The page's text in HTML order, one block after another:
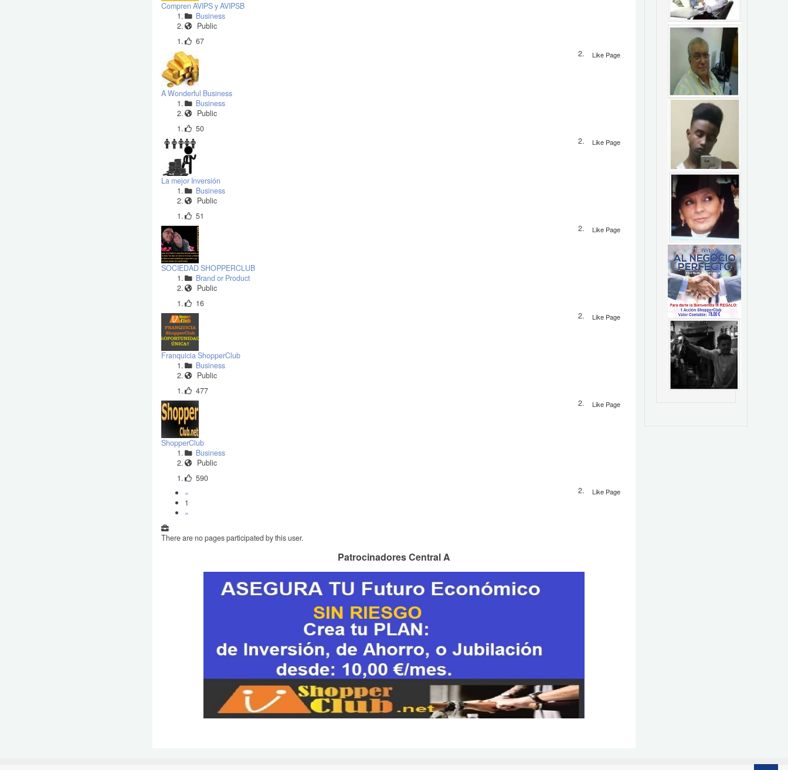
Compren AVIPS y AVIPSB
Business
Public
67
Like Page
A Wonderful Business
Business
Public
50
Like Page
La mejor Inversión
Business
Public
51
Like Page
SOCIEDAD SHOPPERCLUB
Brand or Product
Public
16
Like Page
Franquicia ShopperClub
Business
Public
477
Like Page
ShopperClub
Business
Public
590
Like Page
«
1
»
There are no pages participated by this user.
Patrocinadores Central A